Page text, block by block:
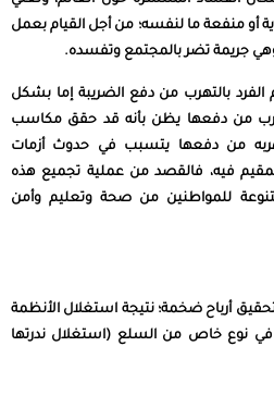
أو منفعة ما لنفسه؛ من أجل القيام بعمل
جريمة تضر بالمجتمع وتفسده.
الفرد بالتهرب من دفع الضريبة إما بشكل
من دفعها يظن بأنه قد حقق مكاسب
من دفعها يتسبب في حدوث أزمات
فيه، فالقصد من عملية تجميع هذه
للمواطنين من صحة وتعليم وأمن
أرباح ضخمة؛ نتيجة استغلال الأنظمة
في نوع خاص من السلع (استغلال ندرتها